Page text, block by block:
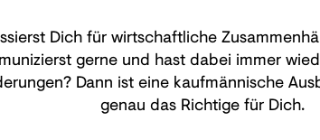
Dich für wirtschaftliche
gerne und hast dabei immer
Dann ist eine kaufmännische
genau das Richtige für Dich.